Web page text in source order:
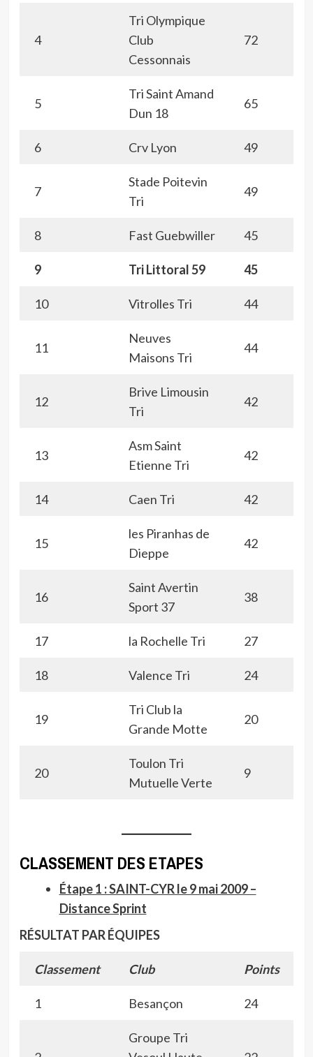
4
Tri Olympique
Club
Cessonnais
72
5
Tri Saint Amand
Dun 18
65
6 Crv Lyon 49
7
Stade Poitevin
Tri
49
8 Fast Guebwiller 45
9 Tri Littoral 59 45
10 Vitrolles Tri 44
11
Neuves
Maisons Tri
44
12
Brive Limousin
Tri
42
13
Asm Saint
Etienne Tri
42
14 Caen Tri 42
15
les Piranhas de
Dieppe
42
16
Saint Avertin
Sport 37
38
17 la Rochelle Tri 27
18 Valence Tri 24
19
Tri Club la
Grande Motte
20
20
Toulon Tri
Mutuelle Verte
9
CLASSEMENT DES ETAPES
Étape 1 : SAINT-CYR le 9 mai 2009 –
Distance Sprint
RÉSULTAT PAR ÉQUIPES
Classement Club Points
1 Besançon 24
Groupe Tri